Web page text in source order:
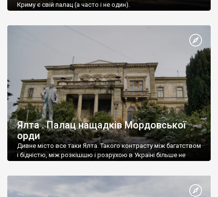
Криму є свій палац (а часто і не один).
Ялта . Палац нащадків Мордовської
орди
Дивне місто все таки Ялта. Такого контрасту між багатством
і бідністю, між розкішшю і розрухою в Україні більше не